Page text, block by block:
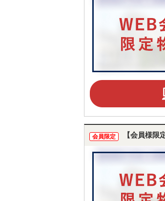
会員限定 【会員様限